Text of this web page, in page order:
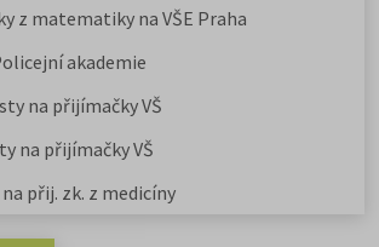
z matematiky na VŠE Praha
akademie
na přijímačky VŠ
na přijímačky VŠ
přij. zk. z medicíny